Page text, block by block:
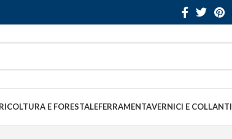
E FORESTALEFERRAMENTAVERNICI E COLLANTI